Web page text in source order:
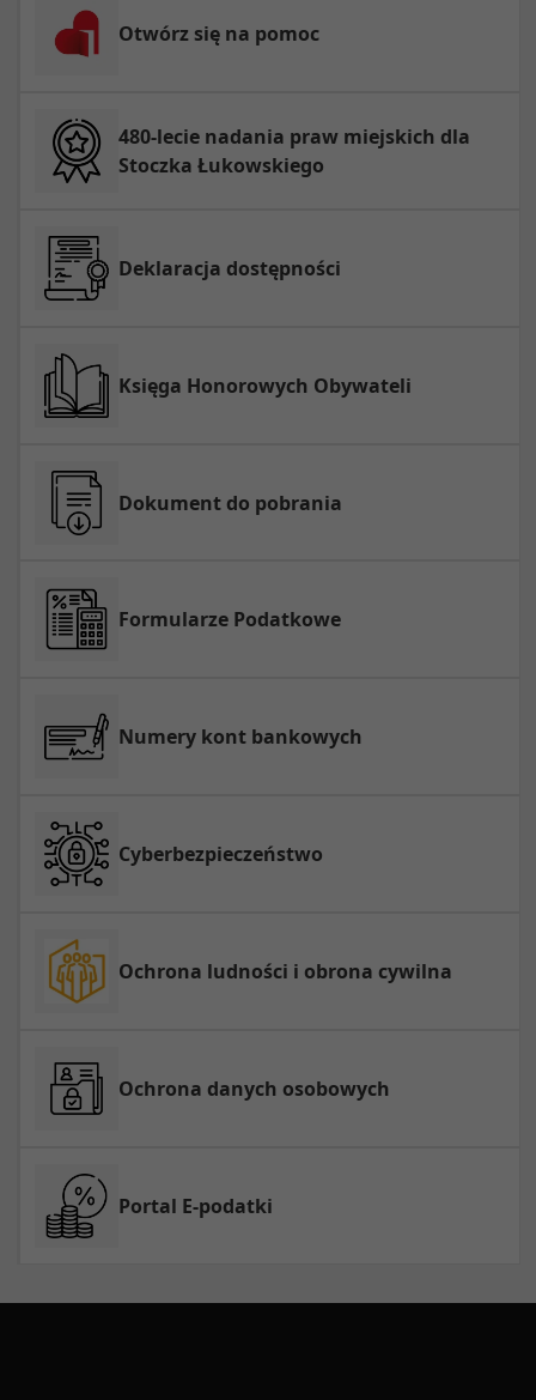
Otwórz się na pomoc
480-lecie nadania praw miejskich dla
Stoczka Łukowskiego
Deklaracja dostępności
Księga Honorowych Obywateli
Dokument do pobrania
Formularze Podatkowe
Numery kont bankowych
Cyberbezpieczeństwo
Ochrona ludności i obrona cywilna
Ochrona danych osobowych
Portal E-podatki